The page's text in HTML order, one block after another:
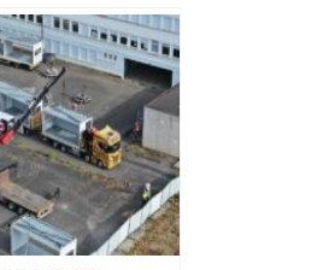
cette zone
va être
voici les